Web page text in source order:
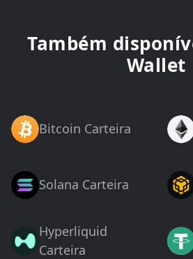
Também
Wallet
Bitcoin Carteira
Solana Carteira
Hyperliquid
Carteira